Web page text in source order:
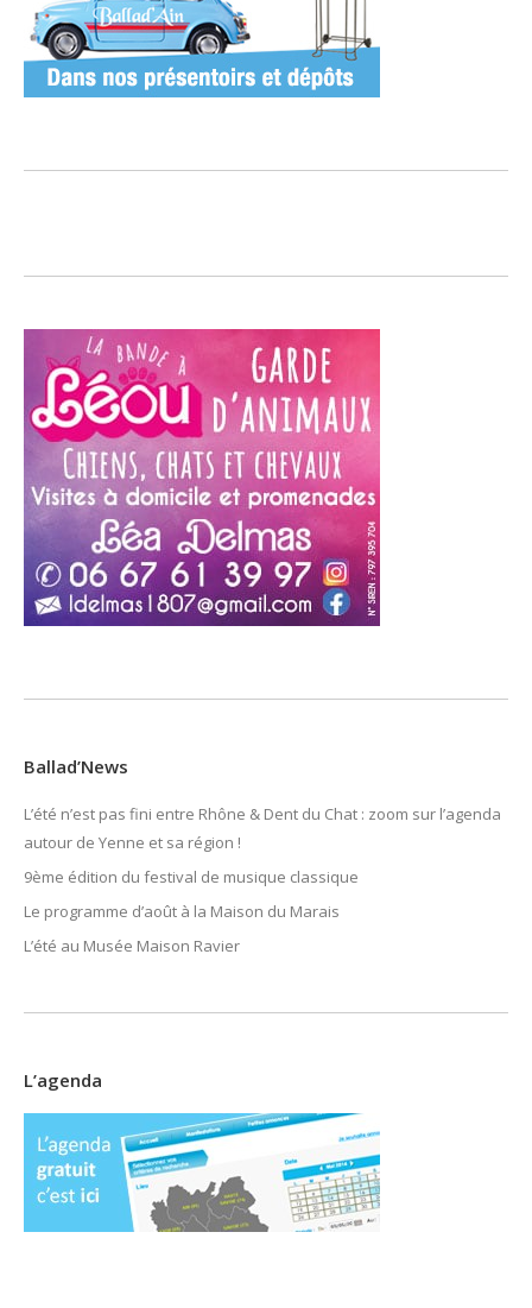
Ballad’News
L’été n’est pas fini entre Rhône & Dent du Chat : zoom sur l’agenda
autour de Yenne et sa région !
9ème édition du festival de musique classique
Le programme d’août à la Maison du Marais
L’été au Musée Maison Ravier
L’agenda